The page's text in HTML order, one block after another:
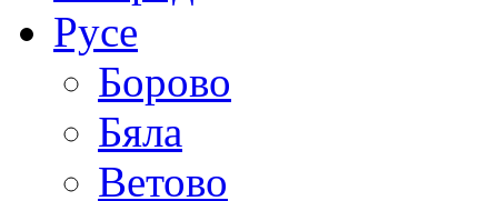
Русе
Борово
Бяла
Ветово